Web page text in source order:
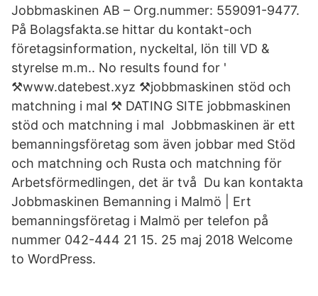
Jobbmaskinen AB – Org.nummer: 559091-9477.
På Bolagsfakta.se hittar du kontakt-och
företagsinformation, nyckeltal, lön till VD &
styrelse m.m.. No results found for '
⚒www.datebest.xyz ⚒jobbmaskinen stöd och
matchning i mal ⚒ DATING SITE jobbmaskinen
stöd och matchning i mal Jobbmaskinen är ett
bemanningsföretag som även jobbar med Stöd
och matchning och Rusta och matchning för
Arbetsförmedlingen, det är två Du kan kontakta
Jobbmaskinen Bemanning i Malmö | Ert
bemanningsföretag i Malmö per telefon på
nummer 042-444 21 15. 25 maj 2018 Welcome
to WordPress.